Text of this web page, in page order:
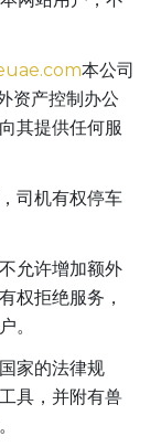
本公司
资产控制办公
其提供任何服
司机有权停车
允许增加额外
权拒绝服务，
。
家的法律规
具，并附有兽